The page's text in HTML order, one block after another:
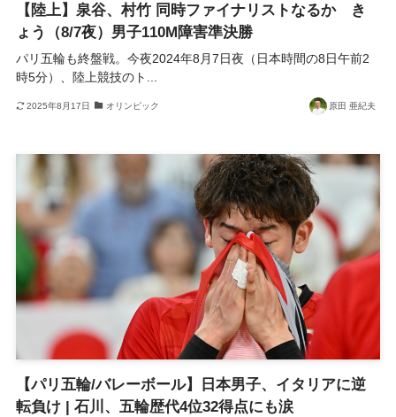
【陸上】泉谷、村竹 同時ファイナリストなるか き
ょう（8/7夜）男子110M障害準決勝
パリ五輪も終盤戦。今夜2024年8月7日夜（日本時間の8日午前2
時5分）、陸上競技のト...
2025年8月17日 オリンピック 原田 亜紀夫
【パリ五輪/バレーボール】日本男子、イタリアに逆
転負け | 石川、五輪歴代4位32得点にも涙